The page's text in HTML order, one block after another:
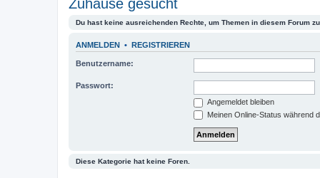
Zuhause gesucht
Du hast keine ausreichenden Rechte, um Themen in diesem Forum
ANMELDEN • REGISTRIEREN
Benutzername:
Passwort:
Angemeldet bleiben
Meinen Online-Status während
Diese Kategorie hat keine Foren.